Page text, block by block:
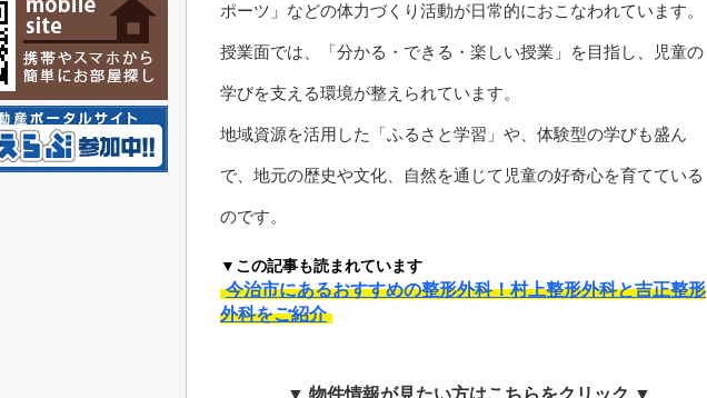
ポーツ」などの体力づくり活動が日常的におこなわれています。
授業面では、「分かる・できる・楽しい授業」を目指し、児童の
学びを支える環境が整えられています。
地域資源を活用した「ふるさと学習」や、体験型の学びも盛ん
で、地元の歴史や文化、自然を通じて児童の好奇心を育てている
のです。
▼この記事も読まれています
今治市にあるおすすめの整形外科！村上整形外科と吉正整形
外科をご紹介
▼ 物件情報が見たい方はこちらをクリック ▼